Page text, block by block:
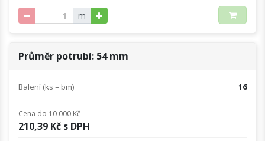
m
Průměr potrubí: 54 mm
Balení (ks = bm) 16
Cena do 10 000 Kč
210,39 Kč s DPH